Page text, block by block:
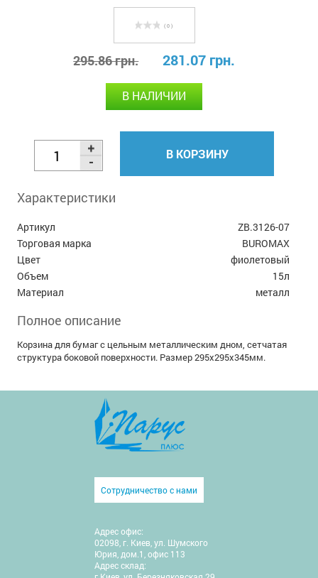
( 0 )
295.86 грн. 281.07 грн.
В НАЛИЧИИ
В КОРЗИНУ
Характеристики
Артикул
ZB.3126-07
Торговая марка
BUROMAX
Цвет
фиолетовый
Объем
15л
Материал
металл
Полное описание
Корзина для бумаг с цельным металлическим дном, сетчатая
структура боковой поверхности. Размер 295x295x345мм.
Сотрудничество с нами
Адрес офис:
02098, г. Киев, ул. Шумского
Юрия, дом.1, офис 113
Адрес склад: